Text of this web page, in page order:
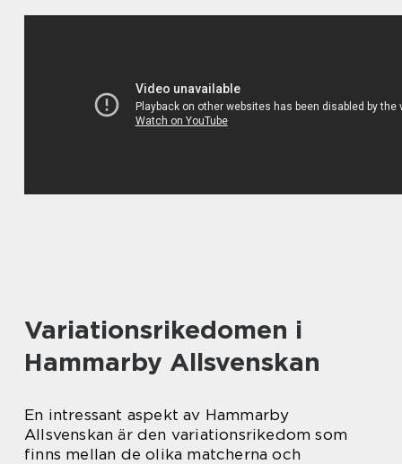
Variationsrikedomen i
Hammarby Allsvenskan
En intressant aspekt av Hammarby
Allsvenskan är den variationsrikedom som
finns mellan de olika matcherna och